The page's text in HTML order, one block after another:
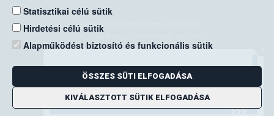
Statisztikai célú sütik
Hirdetési célú sütik
Alapműködést biztosító és funkcionális sütik
ÖSSZES SÜTI ELFOGADÁSA
KIVÁLASZTOTT SÜTIK ELFOGADÁSA
Nemzeti Élelmiszerlánc-biztonsági Hivatal
Levelezési cím: 1525 Budapest. Pf. 30.
E-mail:ugyfelszolgalat@nebih.gov.hu
Zöld szám: 06-80/263-244
Telefon: 06-1/ 336-9000